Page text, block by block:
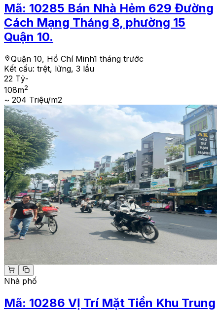
Mã: 10285 Bán Nhà Hẻm 629 Đường
Cách Mạng Tháng 8, phường 15
Quận 10.
Quận 10, Hồ Chí Minh1 tháng trước
Kết cấu: trệt, lửng, 3 lầu
22 Tỷ-
108m2
~ 204 Triệu/m2
Nhà phố
Mã: 10286 VỊ Trí Mặt Tiền Khu Trung